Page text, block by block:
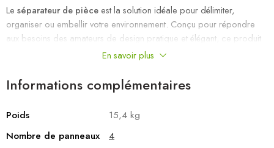
Le séparateur de pièce est la solution idéale pour délimiter,
organiser ou embellir votre environnement. Conçu pour répondre
aux besoins des amateurs de design pratique et élégant, ce produit
innovant vous permet de créer des zones privées ou de structurer
qualité, il allie durabilité, esthétique et facilité d’utilisation, faisant de lui
un choix incontournable pour transformer votre intérieur ou votre
extérieur.
Les avantages exceptionnels du séparateur de
En savoir plus
Informations complémentaires
Poids
15,4 kg
Nombre de panneaux
4